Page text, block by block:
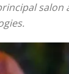
salon